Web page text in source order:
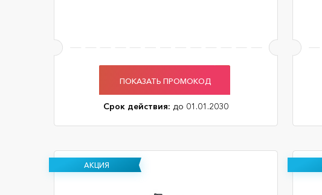
ПОКАЗАТЬ ПРОМОКОД
Срок действия: до 01.01.2030
АКЦИЯ